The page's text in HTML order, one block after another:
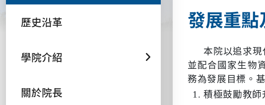
歷史沿革
學院介紹
關於院長
發展重
本院以追求
並配合國家生物
務為發展目標。
積極鼓勵教師